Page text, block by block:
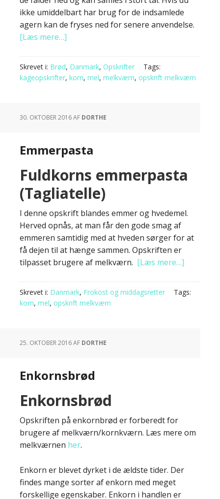
ikke umiddelbart har brug for de indsamlede
agern kan de fryses ned for senere anvendelse.
[Læs mere…]
Skrevet i: Brød, Danmark, Opskrifter
Tags:
kageopskrifter, korn, mel, melkværn, opskrift melkværn
30. OKTOBER 2016AF DORTHE
Emmerpasta
Fuldkorns emmerpasta
(Tagliatelle)
I denne opskrift blandes emmer og hvedemel.
Herved opnås, at man får den gode smag af
emmeren samtidig med at hveden sørger for at
få dejen til at hænge sammen. Opskriften er
tilpasset brugere af melkværn. [Læs mere…]
Skrevet i: Danmark, Frokost og middagsretter
Tags:
korn, mel, opskrift melkværn
25. OKTOBER 2016AF DORTHE
Enkornsbrød
Enkornsbrød
Opskriften på enkornbrød er forberedt for
brugere af melkværn/kornkværn. Læs mere om
melkværnen her.
Enkorn er blevet dyrket i de ældste tider. Der
findes mange sorter af enkorn med meget
forskellige egenskaber. Enkorn i handlen er